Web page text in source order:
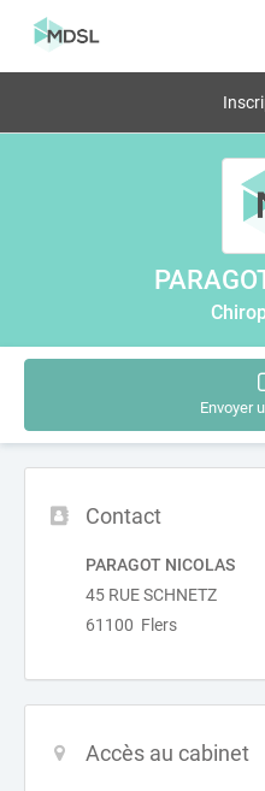
Envoyer
Contact
PARAGOT NICOLAS
45 RUE SCHNETZ
61100 Flers
Accès au cabinet